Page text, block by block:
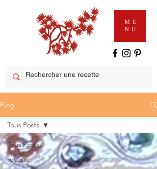
ME
NU
Blog
Tous Posts
recette
Tous Posts